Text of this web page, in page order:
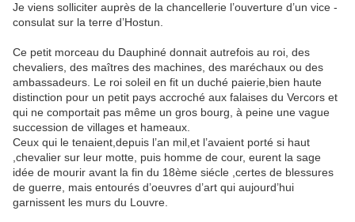
Je viens solliciter auprès de la chancellerie l’ouverture d’un vice -
consulat sur la terre d’Hostun.
Ce petit morceau du Dauphiné donnait autrefois au roi, des
chevaliers, des maîtres des machines, des maréchaux ou des
ambassadeurs. Le roi soleil en fit un duché paierie,bien haute
distinction pour un petit pays accroché aux falaises du Vercors et
qui ne comportait pas même un gros bourg, à peine une vague
succession de villages et hameaux.
Ceux qui le tenaient,depuis l’an mil,et l’avaient porté si haut
,chevalier sur leur motte, puis homme de cour, eurent la sage
idée de mourir avant la fin du 18ème siécle ,certes de blessures
de guerre, mais entourés d’oeuvres d’art qui aujourd’hui
garnissent les murs du Louvre.